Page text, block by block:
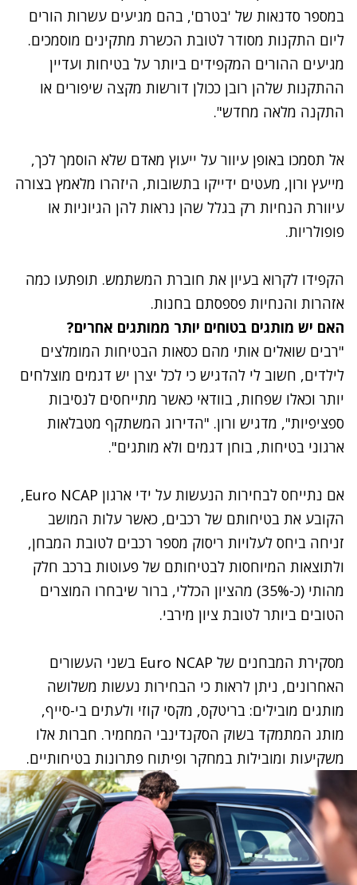
במספר סדנאות של 'בטרם', בהם מגיעים עשרות הורים
ליום התקנות מסודר לטובת הכשרת מתקינים מוסמכים.
מגיעים ההורים המקפידים ביותר על בטיחות ועדיין
ההתקנות שלהן רובן ככולן דורשות מקצה שיפורים או
התקנה מלאה מחדש".
אל תסמכו באופן עיוור על ייעוץ מאדם שלא הוסמך לכך,
מייעץ ורון, מעטים ידייקו בתשובות, היזהרו מלאמץ בצורה
עיוורת הנחיות רק בגלל שהן נראות להן הגיוניות או
פופולריות.
הקפידו לקרוא בעיון את חוברת המשתמש. תופתעו כמה
אזהרות והנחיות פספסתם בחנות.
האם יש מותגים בטוחים יותר ממותגים אחרים?
"רבים שואלים אותי מהם כסאות הבטיחות המומלצים
לילדים, חשוב לי להדגיש כי לכל יצרן יש דגמים מוצלחים
יותר וכאלו שפחות, בוודאי כאשר מתייחסים לנסיבות
ספציפיות", מדגיש ורון. "הדירוג המשתקף מטבלאות
ארגוני בטיחות, בוחן דגמים ולא מותגים".
אם נתייחס לבחירות הנעשות על ידי ארגון Euro NCAP,
הקובע את בטיחותם של רכבים, כאשר עלות המושב
זניחה ביחס לעלויות ריסוק מספר רכבים לטובת המבחן,
ולתוצאות המיוחסות לבטיחותם של פעוטות ברכב חלק
מהותי (כ-35%) מהציון הכללי, ברור שיבחרו המוצרים
הטובים ביותר לטובת ציון מירבי.
מסקירת המבחנים של Euro NCAP בשני העשורים
האחרונים, ניתן לראות כי הבחירות נעשות משלושה
מותגים מובילים: בריטקס, מקסי קוזי ולעתים בי-סייף,
מותג המתמקד בשוק הסקנדינבי המחמיר. חברות אלו
משקיעות ומובילות במחקר ופיתוח פתרונות בטיחותיים.